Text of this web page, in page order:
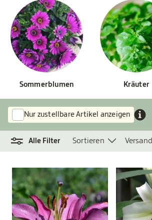
Sommerblumen Kräuter
Nur zustellbare Artikel anzeigen
Alle Filter Sortieren Versand